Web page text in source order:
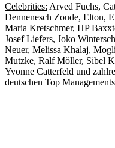
Celebrities: Arved Fuchs,
Dennenesch Zoude, Elton,
Maria Kretschmer, HP
Josef Liefers, Joko
Neuer, Melissa Khalaj,
Mutzke, Ralf Möller, Sibel
Yvonne Catterfeld und
deutschen Top